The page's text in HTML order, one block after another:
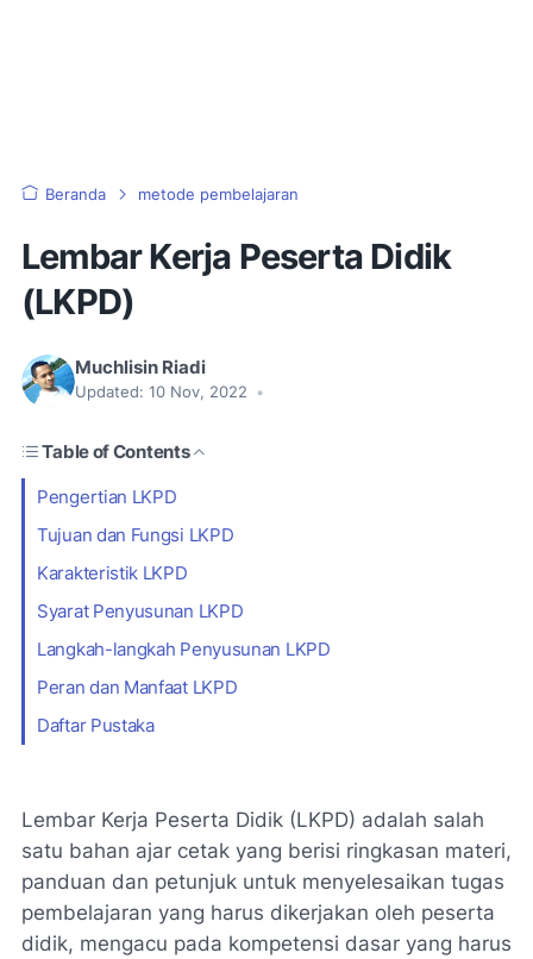
Beranda metode pembelajaran
Lembar Kerja Peserta Didik
(LKPD)
Muchlisin Riadi
Updated: 10 Nov, 2022 •
Table of Contents
Pengertian LKPD
Tujuan dan Fungsi LKPD
Karakteristik LKPD
Syarat Penyusunan LKPD
Langkah-langkah Penyusunan LKPD
Peran dan Manfaat LKPD
Daftar Pustaka
Lembar Kerja Peserta Didik (LKPD) adalah salah
satu bahan ajar cetak yang berisi ringkasan materi,
panduan dan petunjuk untuk menyelesaikan tugas
pembelajaran yang harus dikerjakan oleh peserta
didik, mengacu pada kompetensi dasar yang harus